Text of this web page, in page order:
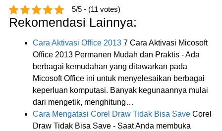
5/5 - (11 votes)
Rekomendasi Lainnya:
Cara Aktivasi Office 2013 7 Cara Aktivasi Micosoft
Office 2013 Permanen Mudah dan Praktis - Ada
berbagai kemudahan yang ditawarkan pada
Micosoft Office ini untuk menyelesaikan berbagai
keperluan komputasi. Banyak kegunaannya mulai
dari mengetik, menghitung…
Cara Mengatasi Corel Draw Tidak Bisa Save Corel
Draw Tidak Bisa Save - Saat Anda membuka